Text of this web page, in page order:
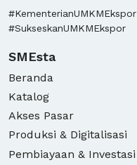
#KementerianUMKMEkspor
#SukseskanUMKMEkspor
SMEsta
Beranda
Katalog
Akses Pasar
Produksi & Digitalisasi
Pembiayaan & Investasi